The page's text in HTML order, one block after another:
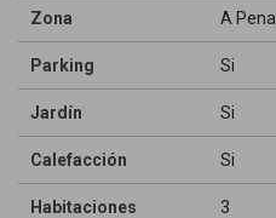
Zona A Pena
Parking Si
Jardín Si
Calefacción Si
Habitaciones 3